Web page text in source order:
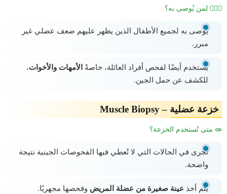
🧑‍👩‍⚕️ لمن يُوصى به؟
يُوصى به لجميع الأطفال الذين يظهر عليهم ضعف عضلي غير
مبرر.
يُستخدم أيضًا لفحص أفراد العائلة، خاصةً الأمهات والأخوات،
للكشف عن حمل الجين.
خزعة عضلية – Muscle Biopsy
🧫 متى تُستخدم الخزعة؟
تُجرى في الحالات التي لا تُعطي فيها الفحوصات الجينية نتيجة
واضحة.
يتم أخذ عينة صغيرة من عضلة المريض وفحصها مجهريًا.